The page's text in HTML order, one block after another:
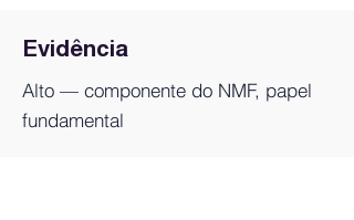
Evidência
Alto — componente do NMF, papel
fundamental